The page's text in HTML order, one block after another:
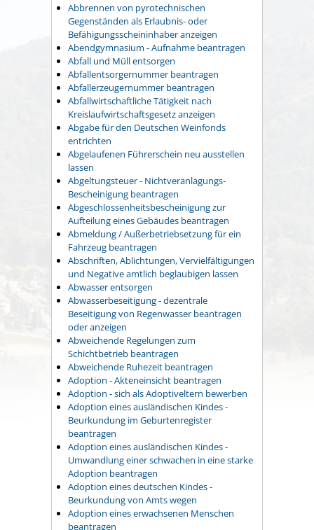
Abbrennen von pyrotechnischen
Gegenständen als Erlaubnis- oder
Befähigungsscheininhaber anzeigen
Abendgymnasium - Aufnahme beantragen
Abfall und Müll entsorgen
Abfallentsorgernummer beantragen
Abfallerzeugernummer beantragen
Abfallwirtschaftliche Tätigkeit nach
Kreislaufwirtschaftsgesetz anzeigen
Abgabe für den Deutschen Weinfonds
entrichten
Abgelaufenen Führerschein neu ausstellen
lassen
Abgeltungsteuer - Nichtveranlagungs-
Bescheinigung beantragen
Abgeschlossenheitsbescheinigung zur
Aufteilung eines Gebäudes beantragen
Abmeldung / Außerbetriebsetzung für ein
Fahrzeug beantragen
Abschriften, Ablichtungen, Vervielfältigungen
und Negative amtlich beglaubigen lassen
Abwasser entsorgen
Abwasserbeseitigung - dezentrale
Beseitigung von Regenwasser beantragen
oder anzeigen
Abweichende Regelungen zum
Schichtbetrieb beantragen
Abweichende Ruhezeit beantragen
Adoption - Akteneinsicht beantragen
Adoption - sich als Adoptiveltern bewerben
Adoption eines ausländischen Kindes -
Beurkundung im Geburtenregister
beantragen
Adoption eines ausländischen Kindes -
Umwandlung einer schwachen in eine starke
Adoption beantragen
Adoption eines deutschen Kindes -
Beurkundung von Amts wegen
Adoption eines erwachsenen Menschen
beantragen